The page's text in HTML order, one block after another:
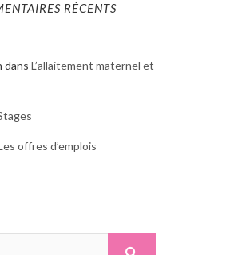
RÉCENTS
dans L’allaitement maternel et
offres d’emplois